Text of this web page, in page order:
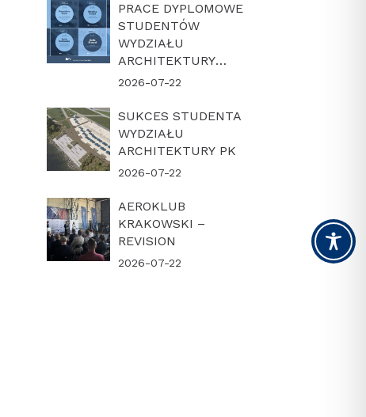
PRACE DYPLOMOWE
STUDENTÓW
WYDZIAŁU
ARCHITEKTURY
POLITECHNIKI
FINALE KONKURSU
„DYPLOM Z
ARCHICADEM 2026”
2026-07-22
SUKCES STUDENTA
WYDZIAŁU
ARCHITEKTURY PK
2026-07-22
AEROKLUB
KRAKOWSKI –
REVISION
2026-07-22